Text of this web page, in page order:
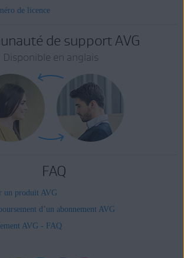
de licence
de support AVG
Disponible en anglais
FAQ
un produit AVG
d’un abonnement AVG
AVG - FAQ